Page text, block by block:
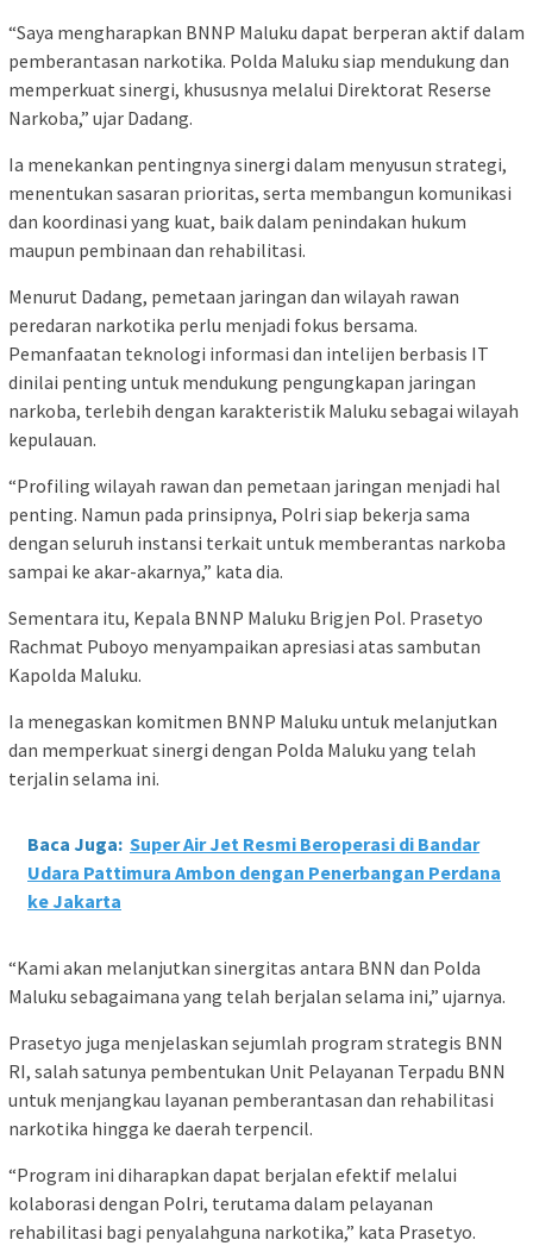
“Saya mengharapkan BNNP Maluku dapat berperan aktif dalam
pemberantasan narkotika. Polda Maluku siap mendukung dan
memperkuat sinergi, khususnya melalui Direktorat Reserse
Narkoba,” ujar Dadang.
Ia menekankan pentingnya sinergi dalam menyusun strategi,
menentukan sasaran prioritas, serta membangun komunikasi
dan koordinasi yang kuat, baik dalam penindakan hukum
maupun pembinaan dan rehabilitasi.
Menurut Dadang, pemetaan jaringan dan wilayah rawan
peredaran narkotika perlu menjadi fokus bersama.
Pemanfaatan teknologi informasi dan intelijen berbasis IT
dinilai penting untuk mendukung pengungkapan jaringan
narkoba, terlebih dengan karakteristik Maluku sebagai wilayah
kepulauan.
“Profiling wilayah rawan dan pemetaan jaringan menjadi hal
penting. Namun pada prinsipnya, Polri siap bekerja sama
dengan seluruh instansi terkait untuk memberantas narkoba
sampai ke akar-akarnya,” kata dia.
Sementara itu, Kepala BNNP Maluku Brigjen Pol. Prasetyo
Rachmat Puboyo menyampaikan apresiasi atas sambutan
Kapolda Maluku.
Ia menegaskan komitmen BNNP Maluku untuk melanjutkan
dan memperkuat sinergi dengan Polda Maluku yang telah
terjalin selama ini.
Baca Juga: Super Air Jet Resmi Beroperasi di Bandar
Udara Pattimura Ambon dengan Penerbangan Perdana
ke Jakarta
“Kami akan melanjutkan sinergitas antara BNN dan Polda
Maluku sebagaimana yang telah berjalan selama ini,” ujarnya.
Prasetyo juga menjelaskan sejumlah program strategis BNN
RI, salah satunya pembentukan Unit Pelayanan Terpadu BNN
untuk menjangkau layanan pemberantasan dan rehabilitasi
narkotika hingga ke daerah terpencil.
“Program ini diharapkan dapat berjalan efektif melalui
kolaborasi dengan Polri, terutama dalam pelayanan
rehabilitasi bagi penyalahguna narkotika,” kata Prasetyo.